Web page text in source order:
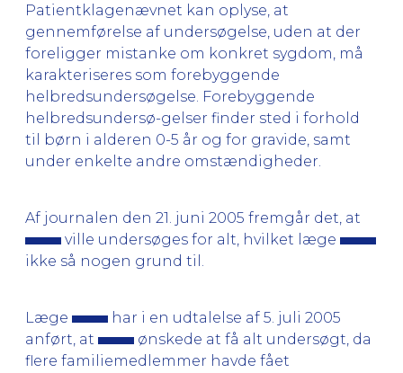
Patientklagenævnet kan oplyse, at
gennemførelse af undersøgelse, uden at der
foreligger mistanke om konkret sygdom, må
karakteriseres som forebyggende
helbredsundersøgelse. Forebyggende
helbredsundersø-gelser finder sted i forhold
til børn i alderen 0-5 år og for gravide, samt
under enkelte andre omstændigheder.
Af journalen den 21. juni 2005 fremgår det, at
ville undersøges for alt, hvilket læge
ikke så nogen grund til.
Læge
har i en udtalelse af 5. juli 2005
anført, at
ønskede at få alt undersøgt, da
flere familiemedlemmer havde fået